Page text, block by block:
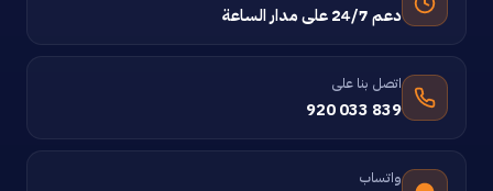
دعم 24/7 على مدار الساعة
اتصل بنا على
920 033 839
واتساب